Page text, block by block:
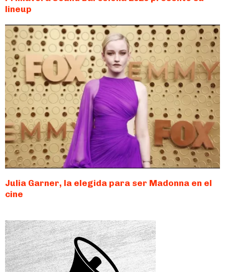
lineup
Julia Garner, la elegida para ser Madonna en el
cine